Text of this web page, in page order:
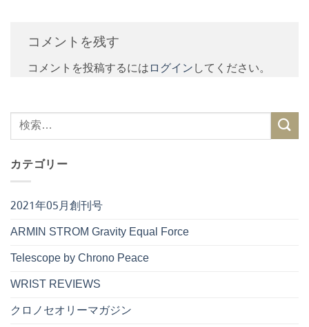
コメントを残す
コメントを投稿するにはログインしてください。
カテゴリー
2021年05月創刊号
ARMIN STROM Gravity Equal Force
Telescope by Chrono Peace
WRIST REVIEWS
クロノセオリーマガジン